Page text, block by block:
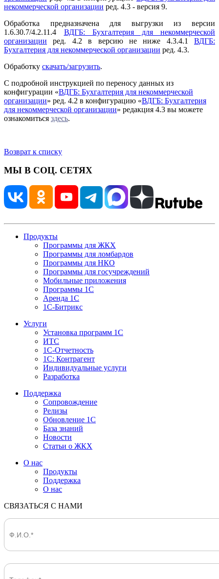
некоммерческой организации ред. 4.3 - версия 9.
Обработка предназначена для выгрузки из версии
1.6.30.7/4.2.11.4 ВДГБ: Бухгалтерия для некоммерческой
организации ред. 4.2 в версию не ниже 4.3.4.1 ВДГБ:
Бухгалтерия для некоммерческой организации ред. 4.3.
Обработку скачать/загрузить.
С подробной инструкцией по переносу данных из
конфигурации «ВДГБ: Бухгалтерия для некоммерческой
организации» ред. 4.2 в конфигурацию «ВДГБ: Бухгалтерия
для некоммерческой организации» редакция 4.3 вы можете
ознакомиться здесь.
Возврат к списку
МЫ В СОЦ. СЕТЯХ
Продукты
Программы для ЖКХ
Программы для ломбардов
Программы для НКО
Программы для госучреждений
Мобильные приложения
Программы 1С
Аренда 1С
1С-Битрикс
Услуги
Установка программ 1С
ИТС
1С-Отчетность
1С: Контрагент
Индивидуальные услуги
Разработка
Поддержка
Сопровождение
Релизы
Обновление 1С
База знаний
Новости
Статьи о ЖКХ
О нас
Продукты
Поддержка
О нас
СВЯЗАТЬСЯ С НАМИ